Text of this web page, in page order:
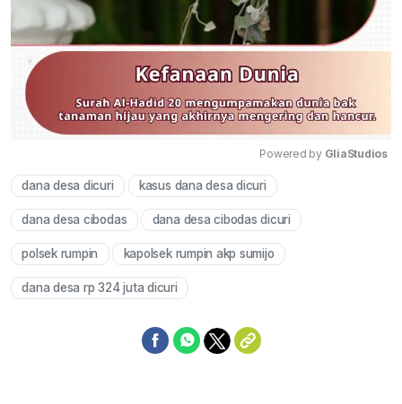
Powered by GliaStudios
dana desa dicuri kasus dana desa dicuri
dana desa cibodas dana desa cibodas dicuri
polsek rumpin kapolsek rumpin akp sumijo
dana desa rp 324 juta dicuri